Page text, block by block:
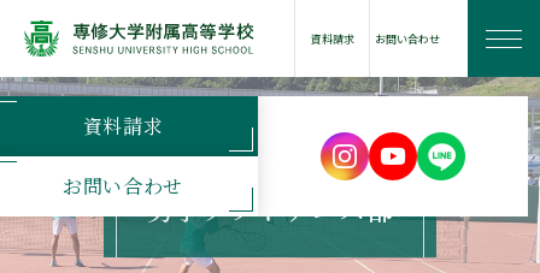
資料請求 お問い合わせ
学校案内
学びの特長
男子ソフトテニス部
資料請求
お問い合わせ